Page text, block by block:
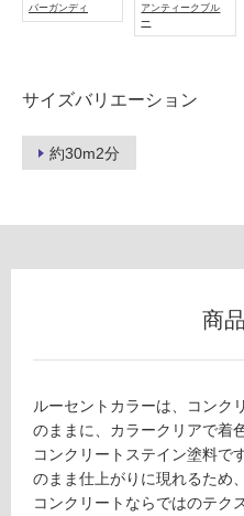
バーガンディ
アンティークブル
ー
サイズバリエーション
約30m2分
室
用
可
能
以
使
用
不
可
商
ルーセントカラーは、コンク
のままに、カラークリアで着
コンクリートステイン塗料で
のまま仕上がりに現れるため
コンクリートならではのテク